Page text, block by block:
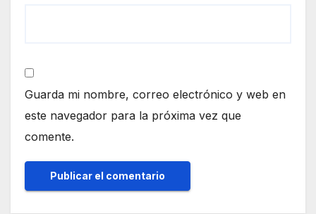
Guarda mi nombre, correo electrónico y web en
este navegador para la próxima vez que
comente.